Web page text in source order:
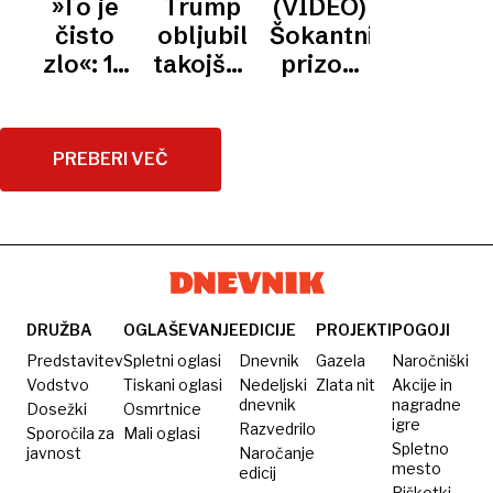
več
deset
ljudi
Francije
nad
suma
vohunjenja
za
vrhom
Nata
»To je
čisto
zlo«: 16
živelo v
nečloveških
Trump
obljubil
takojšnje
odsevnega
bazena
(VIDEO)
Šokantni
prizori
uničujejo
mesto
PREBERI VEČ
DRUŽBA
Predstavitev
Vodstvo
Dosežki
Sporočila za
javnost
OGLAŠEVANJE
Spletni oglasi
Tiskani oglasi
Osmrtnice
Mali oglasi
EDICIJE
Dnevnik
Nedeljski
dnevnik
Razvedrilo
Naročanje
edicij
PROJEKTI
Gazela
Zlata nit
POGOJI
Naročniški
Akcije in
nagradne
igre
Spletno
mesto